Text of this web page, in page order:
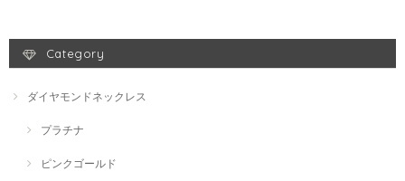
Category
ダイヤモンドネックレス
プラチナ
ピンクゴールド